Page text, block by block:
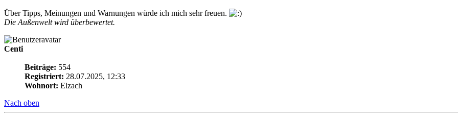
Über Tipps, Meinungen und Warnungen würde ich mich sehr freuen.
Die Außenwelt wird überbewertet.
Centi
Beiträge: 554
Registriert: 28.07.2025, 12:33
Wohnort: Elzach
Nach oben